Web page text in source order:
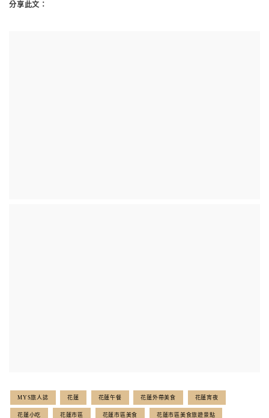
分享此文：
MYS旅人誌 花蓮 花蓮午餐 花蓮外帶美食 花蓮宵夜
花蓮小吃 花蓮市區 花蓮市區美食 花蓮市區美食旅遊景點